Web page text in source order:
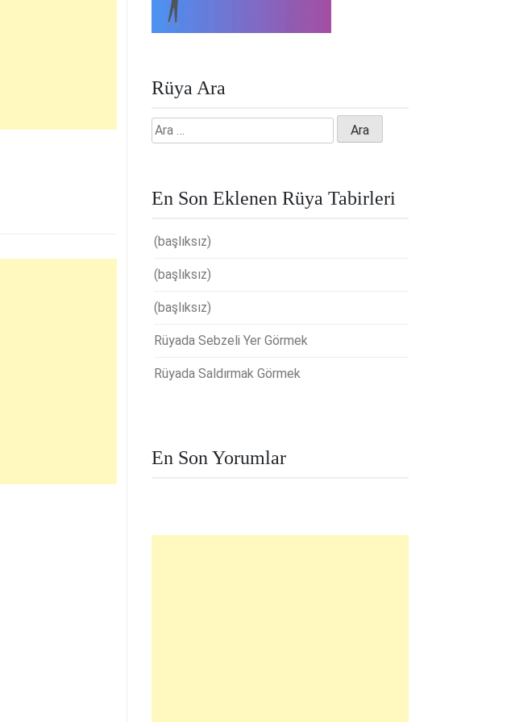
Rüya Ara
Arama:
En Son Eklenen Rüya Tabirleri
(başlıksız)
(başlıksız)
(başlıksız)
Rüyada Sebzeli Yer Görmek
Rüyada Saldırmak Görmek
En Son Yorumlar